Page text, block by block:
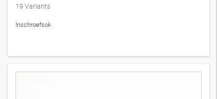
19 Variants
Inschroefsok